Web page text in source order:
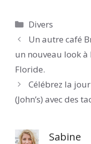
Catégories
Divers
Un autre café
un nouveau look à
Floride.
Célébrez la
(John’s) avec des
Sabine